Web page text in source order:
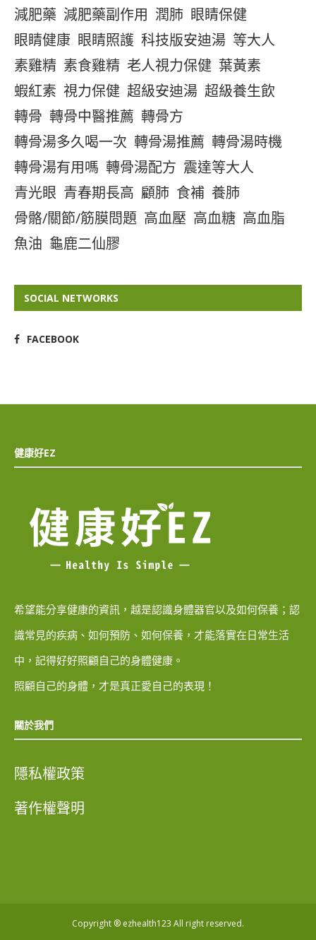
減肥藥 減肥藥副作用 潤肺 眼睛保健
眼睛健康 眼睛照護 科技版安迪湯 等大人
素雞精 素食雞精 老人視力保健 葉黃素
蝦紅素 視力保健 超級安迪湯 超級養生飲
轉骨 轉骨中醫推薦 轉骨方
轉骨湯多久喝一次 轉骨湯推薦 轉骨湯時機
轉骨湯有用嗎 轉骨湯配方 震達等大人
青光眼 青春期長高 顧肺 食補 養肺
骨骼/關節/筋膜問題 高血壓 高血糖 高血脂
魚油 龜鹿二仙膠
SOCIAL NETWORKS
FACEBOOK
健康好EZ
希望能分享健康的資訊，越是認識身體器官以及如何保養；認
識常見的疾病、如何預防、如何保養，才能落實在日常生活
中，記得好好照顧自己的身體健康。
照顧自己的身體，才是真正愛自己的表現！
關於我們
隱私權政策
著作權聲明
Copyright ® ezhealth123 All right reserved.